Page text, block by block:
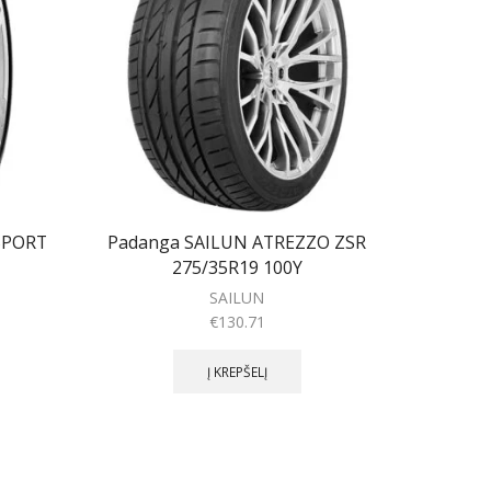
Padanga SAILUN ATREZZO ZSR
275/35R19 100Y
SAILUN
€130.71
Į KREPŠELĮ